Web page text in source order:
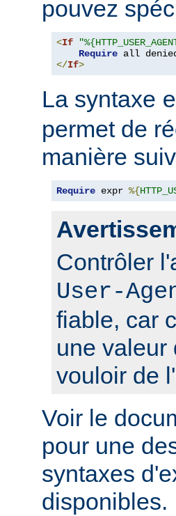
pouvez
<If
Require
</If>
La syntaxe
permet de
manière
Require expr %{
Contrôler
User-
fiable, car
une valeur
vouloir de
Voir le
pour une
syntaxes
disponibles.